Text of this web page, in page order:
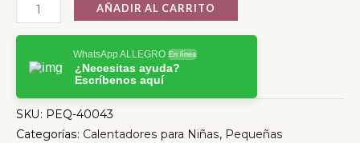
AÑADIR AL CARRITO
WhatsApp ALLEGRO En línea
¿Necesitas ayuda?
Escríbenos aquí
SKU: PEQ-40043
Categorías: Calentadores para Niñas, Pequeñas